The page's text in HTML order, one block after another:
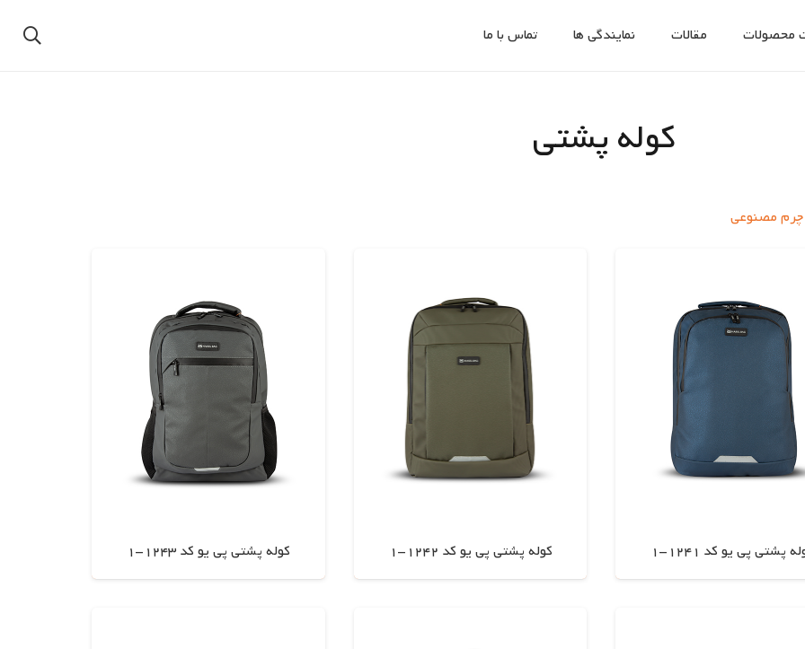
محصولات مقالات نمایندگی ها تماس با ما
کوله پشتی
چرم مصنوعی
پشتی پی یو کد 1241-1
اطلاعات بیشتر
کوله پشتی پی یو کد 1242-1
اطلاعات بیشتر
کوله پشتی پی یو کد 1243-1
اطلاعات بیشتر